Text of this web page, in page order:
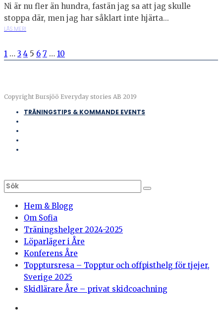
Ni är nu fler än hundra, fastän jag sa att jag skulle
stoppa där, men jag har såklart inte hjärta...
LÄS MER!
1 … 3 4 5 6 7 … 10
Copyright Bursjöö Everyday stories AB 2019
TRÄNINGSTIPS & KOMMANDE EVENTS
Hem & Blogg
Om Sofia
Träningshelger 2024-2025
Löparläger i Åre
Konferens Åre
Topptursresa – Topptur och offpisthelg för tjejer,
Sverige 2025
Skidlärare Åre – privat skidcoachning